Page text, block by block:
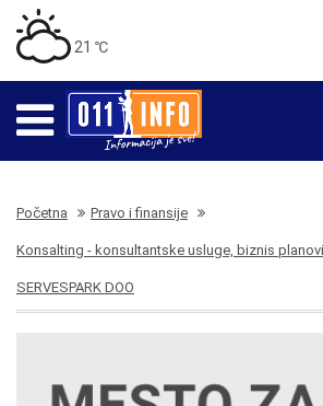
21 ℃
Početna Pravo i finansije
Konsalting - konsultantske usluge, biznis
SERVESPARK DOO